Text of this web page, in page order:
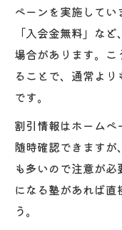
ペーンを実施して
「入会金無料」な
場合があります。
ることで、通常よ
です。
割引情報はホーム
随時確認できます
も多いので注意が
になる塾があれば
う。